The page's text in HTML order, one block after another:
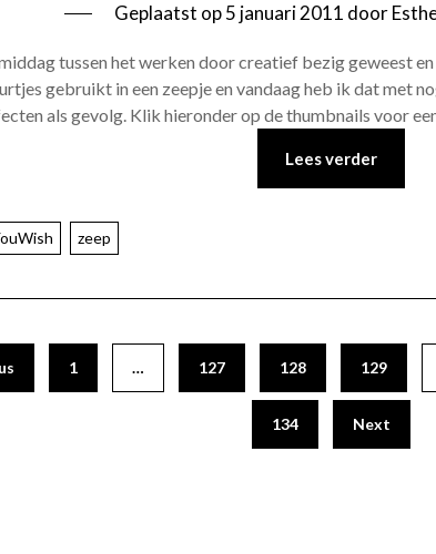
Geplaatst op5 januari 2011 door
tussen het werken door creatief bezig geweest
gebruikt in een zeepje en vandaag heb ik dat met
als gevolg. Klik hieronder op de thumbnails voor
Lees verder
zeep
1 … 127 128 129
134 Next